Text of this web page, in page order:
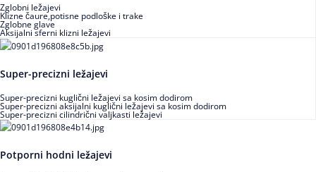
Zglobni ležajevi
Klizne čaure,potisne podloške i trake
Zglobne glave
Aksijalni sferni klizni ležajevi
Super-precizni ležajevi
Super-precizni kuglični ležajevi sa kosim dodirom
Super-precizni aksijalni kuglični ležajevi sa kosim dodirom
Super-precizni cilindrični valjkasti ležajevi
Potporni hodni ležajevi